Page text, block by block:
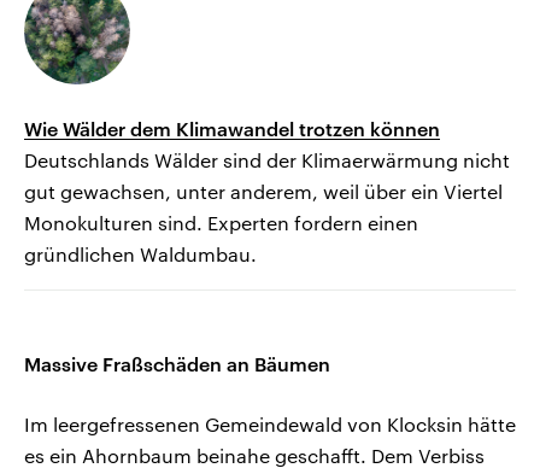
Wie Wälder dem Klimawandel trotzen können
Deutschlands Wälder sind der Klimaerwärmung nicht
gut gewachsen, unter anderem, weil über ein Viertel
Monokulturen sind. Experten fordern einen
gründlichen Waldumbau.
Massive Fraßschäden an Bäumen
Im leergefressenen Gemeindewald von Klocksin hätte
es ein Ahornbaum beinahe geschafft. Dem Verbiss